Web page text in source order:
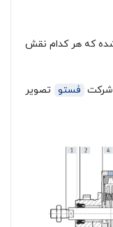
که هر کدام نقش
فستو تصویر